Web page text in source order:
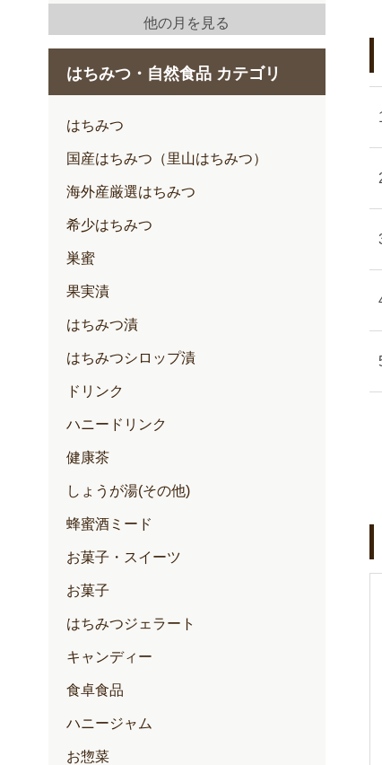
2月
3月
4月
5月
6月
7月
他の月を見る
はちみつ・自然食品 カテゴリ
はちみつ
国産はちみつ（里山はちみつ）
海外産厳選はちみつ
希少はちみつ
巣蜜
果実漬
はちみつ漬
はちみつシロップ漬
ドリンク
ハニードリンク
健康茶
しょうが湯(その他)
蜂蜜酒ミード
お菓子・スイーツ
お菓子
はちみつジェラート
キャンディー
食卓食品
ハニージャム
お惣菜